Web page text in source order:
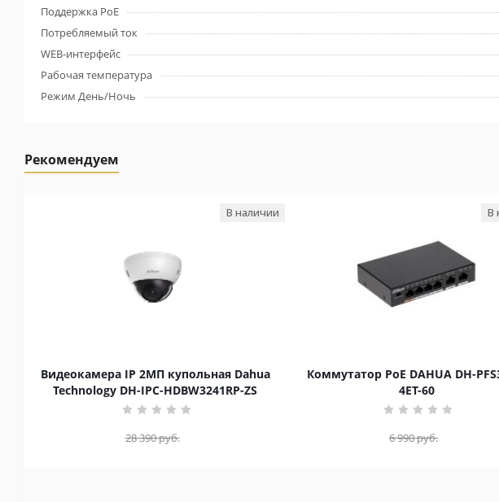
Поддержка PoE
Потребляемый ток
WEB-интерфейс
Рабочая температура
Режим День/Ночь
Рекомендуем
Видеокамера IP 2МП купольная Dahua
Technology DH-IPC-HDBW3241RP-ZS
В наличии
28 390руб.
Коммутатор PoE DAHUA DH-
4ET-60
В
6 990руб.